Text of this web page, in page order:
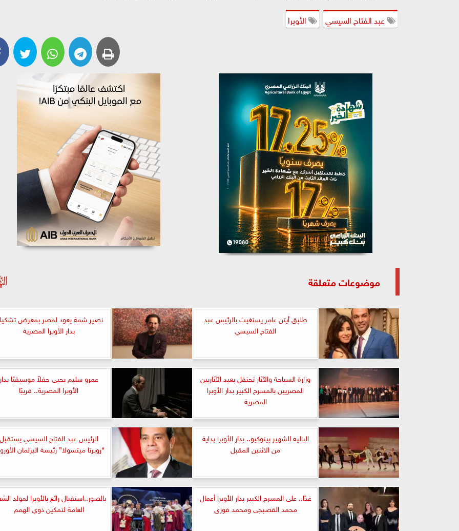
عبد الفتاح السيسي
الأوبرا
موضوعات متعلقة
طليق أيتن عامر يستغيث بالرئيس عبد
الفتاح السيسي
نصير شمة يعود لمصر بمعرض
بدار الأوبرا المصرية
وزارة السياحة والآثار تحتفل بعيد الآثاريين
المصريين بالمسرح الكبير بدار الأوبرا
المصرية
عمرو سليم يحيى حفلاً موسيقيًا
الأوبرا المصرية.. قريبًا
الباليه الشهير بينوكيو.. بدار الأوبرا بداية
من الاثنين المقبل
الرئيس عبد الفتاح السيسي
“روبرتا ميتسولا” رئيسة البرلمان
غدًا.. على المسرح الكبير بدار الأوبرا أعمال
محمد القصبجى ومحمد فوزى
بالصور..استقبال رائع بالأوبرا لمولد
العامة لتمكين ذوي الهمم